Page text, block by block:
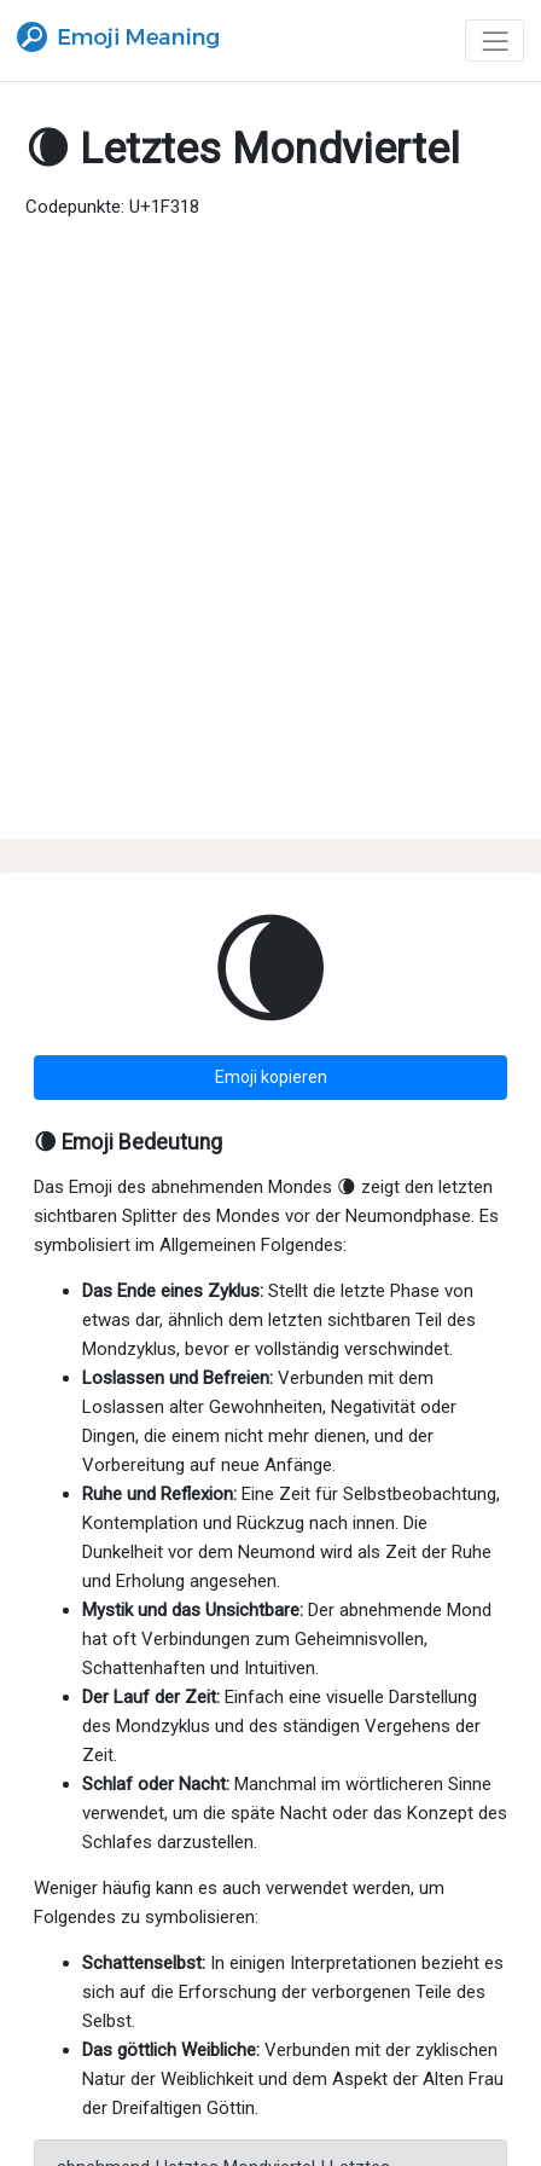
🌘 Letztes Mondviertel
Codepunkte: U+1F318
🌘
Emoji kopieren
🌘 Emoji Bedeutung
Das Emoji des abnehmenden Mondes 🌘 zeigt den letzten
sichtbaren Splitter des Mondes vor der Neumondphase. Es
symbolisiert im Allgemeinen Folgendes:
Das Ende eines Zyklus: Stellt die letzte Phase von
etwas dar, ähnlich dem letzten sichtbaren Teil des
Mondzyklus, bevor er vollständig verschwindet.
Loslassen und Befreien: Verbunden mit dem
Loslassen alter Gewohnheiten, Negativität oder
Dingen, die einem nicht mehr dienen, und der
Vorbereitung auf neue Anfänge.
Ruhe und Reflexion: Eine Zeit für Selbstbeobachtung,
Kontemplation und Rückzug nach innen. Die
Dunkelheit vor dem Neumond wird als Zeit der Ruhe
und Erholung angesehen.
Mystik und das Unsichtbare: Der abnehmende Mond
hat oft Verbindungen zum Geheimnisvollen,
Schattenhaften und Intuitiven.
Der Lauf der Zeit: Einfach eine visuelle Darstellung
des Mondzyklus und des ständigen Vergehens der
Zeit.
Schlaf oder Nacht: Manchmal im wörtlicheren Sinne
verwendet, um die späte Nacht oder das Konzept des
Schlafes darzustellen.
Weniger häufig kann es auch verwendet werden, um
Folgendes zu symbolisieren:
Schattenselbst: In einigen Interpretationen bezieht es
sich auf die Erforschung der verborgenen Teile des
Selbst.
Das göttlich Weibliche: Verbunden mit der zyklischen
Natur der Weiblichkeit und dem Aspekt der Alten Frau
der Dreifaltigen Göttin.